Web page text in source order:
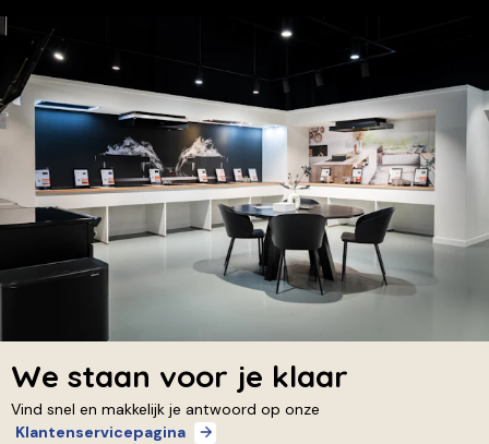
We staan voor je klaar
Vind snel en makkelijk je antwoord op onze
Klantenservicepagina